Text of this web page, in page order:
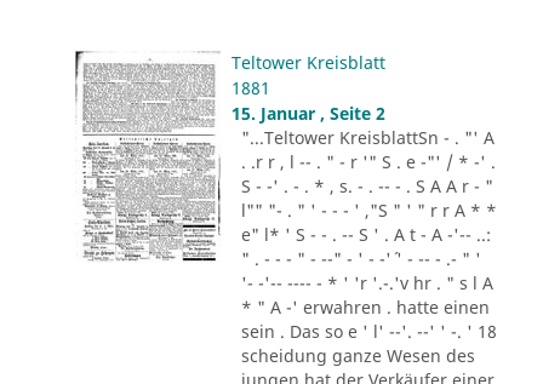
Teltower Kreisblatt
1881
15. Januar , Seite 2
"...Teltower KreisblattSn - . "' A
. .r r , l -- . " - r '" S . e -"' / * -' .
S - -' . - . * , s. - . -- - . S A A r - "
l"" "- . " ' - - - ' ,"S " ' " r r A * *
e" l* ' S - - . -- S ' . A t - A -'-- ..:
" . - - - " - --" - ' - -'´ ' - -- - .- " '
'- -'-- ---- - * ' 'r '.-.'v hr . " s l A
* " A -' erwahren . hatte einen
sein . Das so e ' l' --'. --' ' -. ' 18
scheidung ganze Wesen des